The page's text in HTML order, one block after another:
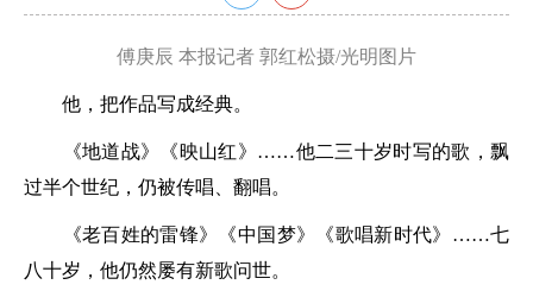
傅庚辰 本报记者 郭红松摄/光明图片
他，把作品写成经典。
《地道战》《映山红》……他二三十岁时写的歌，飘
过半个世纪，仍被传唱、翻唱。
《老百姓的雷锋》《中国梦》《歌唱新时代》……七
八十岁，他仍然屡有新歌问世。